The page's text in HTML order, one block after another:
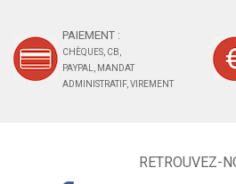
PAIEMENT :
CHÈQUES, CB,
PAYPAL, MANDAT
ADMINISTRATIF, VIREMENT
RETROUVEZ-